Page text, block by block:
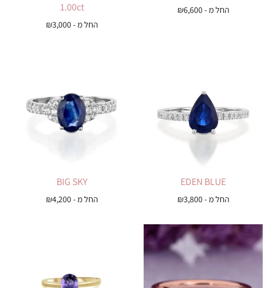
החל מ - ₪6,600
1.00ct
החל מ - ₪3,000
EDEN BLUE
החל מ - ₪3,800
BIG SKY
החל מ - ₪4,200